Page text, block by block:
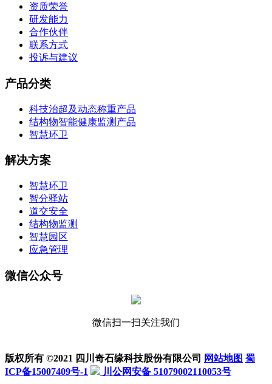
资质荣誉
研发能力
合作伙伴
联系方式
投诉与建议
产品分类
科技治超及动态称重产品
结构物智能健康监测产品
智慧环卫
解决方案
智慧环卫
智分驿站
道交安全
结构物监测
智慧园区
应急管理
微信公众号
微信扫一扫关注我们
版权所有 ©2021 四川奇石缘科技股份有限公司 网站地图 蜀
ICP备15007409号-1
川公网安备 51079002110053号